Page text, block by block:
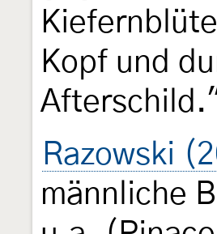
Kopf und
Razowski
männliche